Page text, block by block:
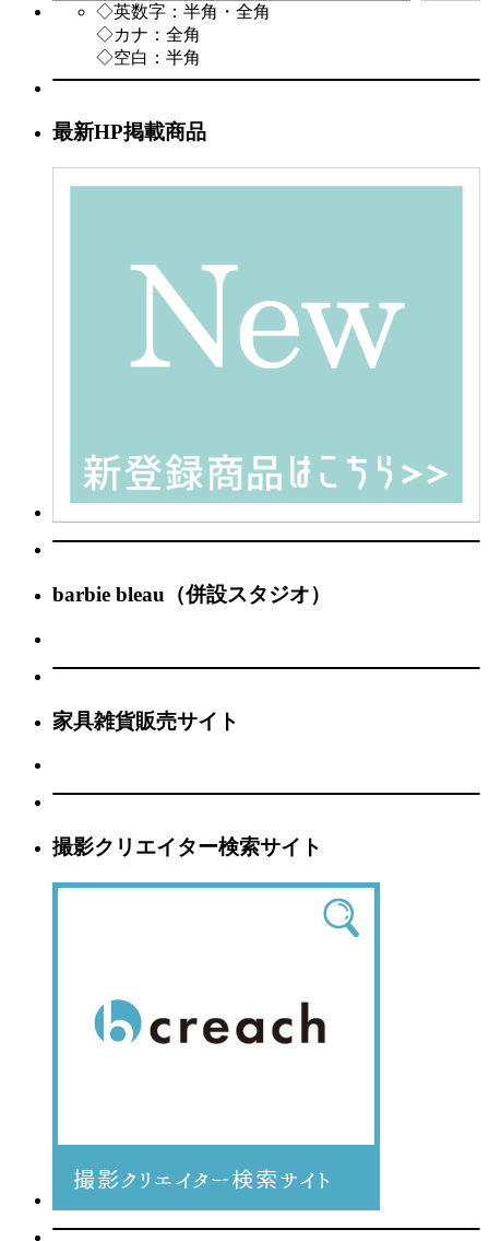
◇英数字：半角・全角
◇カナ：全角
◇空白：半角
最新HP掲載商品
barbie bleau（併設スタジオ）
家具雑貨販売サイト
撮影クリエイター検索サイト